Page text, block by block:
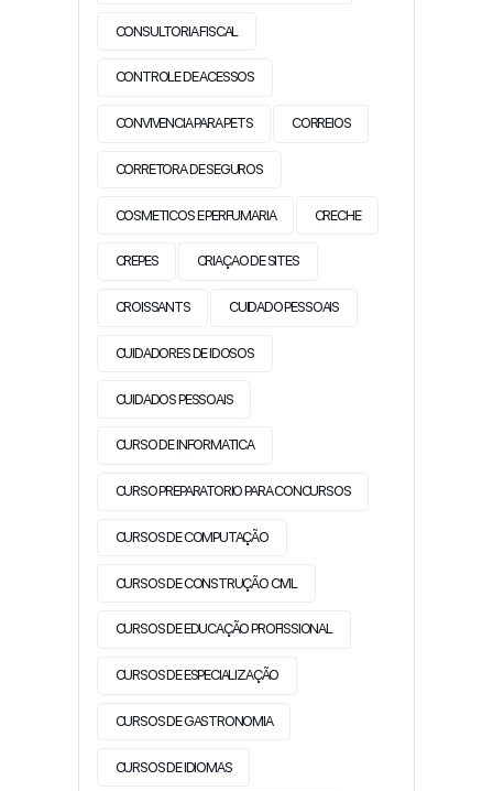
CONSULTORIA FISCAL
CONTROLE DE ACESSOS
CONVIVENCIA PARA PETS CORREIOS
CORRETORA DE SEGUROS
COSMETICOS E PERFUMARIA CRECHE
CREPES CRIAÇAO DE SITES
CROISSANTS CUIDADO PESSOAIS
CUIDADORES DE IDOSOS
CUIDADOS PESSOAIS
CURSO DE INFORMATICA
CURSO PREPARATORIO PARA CONCURSOS
CURSOS DE COMPUTAÇÃO
CURSOS DE CONSTRUÇÃO CIVIL
CURSOS DE EDUCAÇÃO PROFISSIONAL
CURSOS DE ESPECIALIZAÇÃO
CURSOS DE GASTRONOMIA
CURSOS DE IDIOMAS